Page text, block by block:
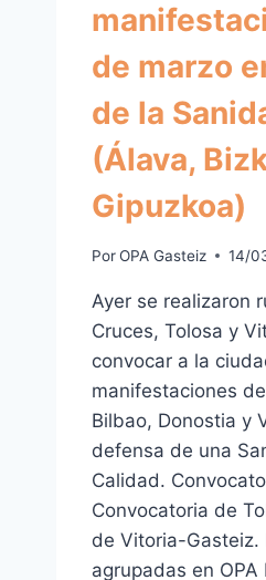
de marzo
de la
(Álava,
Gipuzkoa)
PorOPA Gasteiz 14/
Ayer se realizaron
Cruces, Tolosa y
convocar a la
manifestaciones
Bilbao, Donostia y
defensa de una
Calidad.
Convocatoria de
de Vitoria-Gasteiz.
agrupadas en